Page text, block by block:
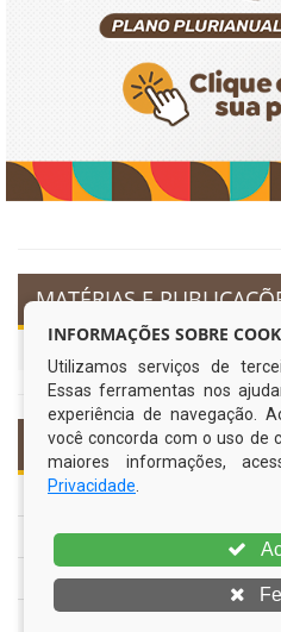
MATÉRIAS E
ACERVO ELETRÔNICO (2017
INFORMAÇÕES ÚTEIS
Processos de Licitação
Contratos e Termos Aditivos
Demonstrativos Fiscais
INFORMAÇÕES SOBRE
Utilizamos serviços de
Essas ferramentas nos
experiência de navegação.
você concorda com o uso de
maiores informações,
Privacidade